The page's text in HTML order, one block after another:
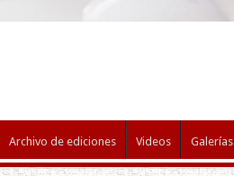
Archivo de ediciones Videos Galerías